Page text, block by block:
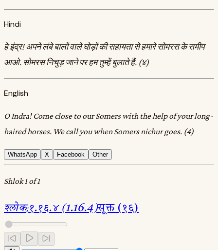
Hindi
हे इंद्र! अपने लंबे बालों वाले घोड़ों की सहायता से हमारे सोमरस के समीप
आओ. सोमरस निचुड़ जाने पर हम तुम्हें बुलाते हैं. (४)
English
O Indra! Come close to our Somers with the help of your long-
haired horses. We call you when Somers nichur goes. (4)
WhatsApp X Facebook Other
Shlok 1 of 1
श्लोक:१.१६.४ (1.16.4)सूक्त (१६)